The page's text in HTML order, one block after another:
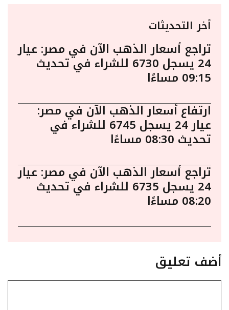
أخر التحديثات
تراجع أسعار الذهب الآن في مصر: عيار
24 يسجل 6730 للشراء في تحديث
09:15 مساءًا
ارتفاع أسعار الذهب الآن في مصر:
عيار 24 يسجل 6745 للشراء في
تحديث 08:30 مساءًا
تراجع أسعار الذهب الآن في مصر: عيار
24 يسجل 6735 للشراء في تحديث
08:20 مساءًا
أضف تعليق